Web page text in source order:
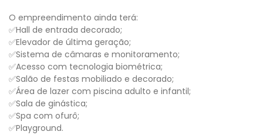
O empreendimento ainda terá:
✅Hall de entrada decorado;
✅Elevador de última geração;
✅Sistema de câmaras e monitoramento;
✅Acesso com tecnologia biométrica;
✅Salão de festas mobiliado e decorado;
✅Área de lazer com piscina adulto e infantil;
✅Sala de ginástica;
✅Spa com ofurô;
✅Playground.